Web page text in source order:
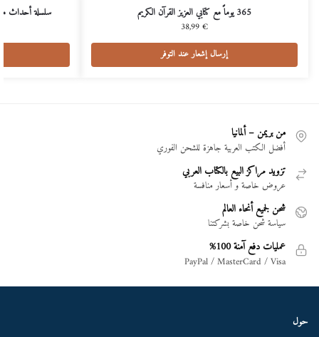
365 يوماً مع كتابي العزيز القرآن الكريم
38,99€
إرسال إشعار عند التوفر
سلسلة أحداث
من بريمن – ألمانيا
أفضل الكتب العربية جاهزة للشحن الفوري
تزويد مراكز البيع بالكتاب العربي
عروض خاصة و أسعار منافسة
شحن لجميع أنحاء العالم
سياسة شحن خاصة بشركتنا
عمليات دفع آمنة 100%
PayPal / MasterCard / Visa
حول